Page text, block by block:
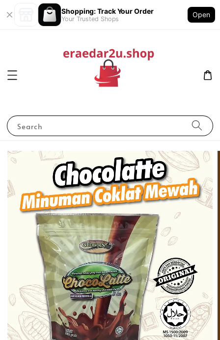
Shopping: Track Your Order
Your Trusted Shops
Open
Search